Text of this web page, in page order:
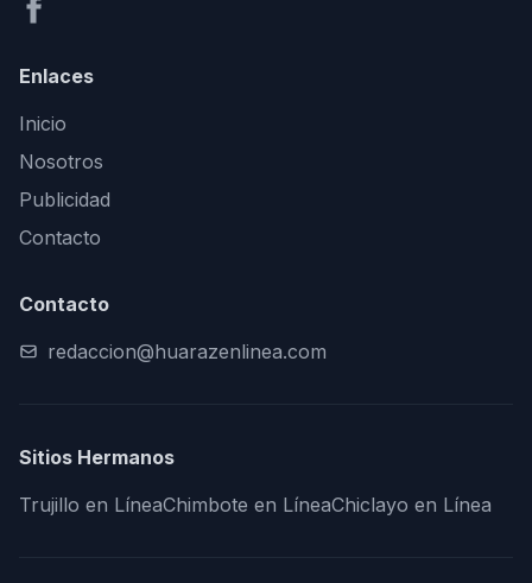
Enlaces
Inicio
Nosotros
Publicidad
Contacto
Contacto
redaccion@huarazenlinea.com
Sitios Hermanos
Trujillo en LíneaChimbote en LíneaChiclayo en Línea